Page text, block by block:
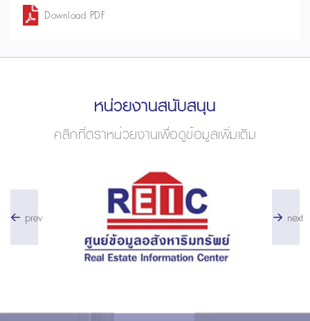
Download PDF
หน่วยงานสนับสนุน
คลิกที่ตราหน่วยงานเพื่อดูข้อมูลเพิ่มเติม
prev next